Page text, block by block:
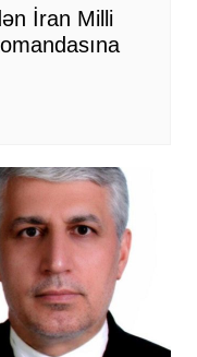
İran Milli